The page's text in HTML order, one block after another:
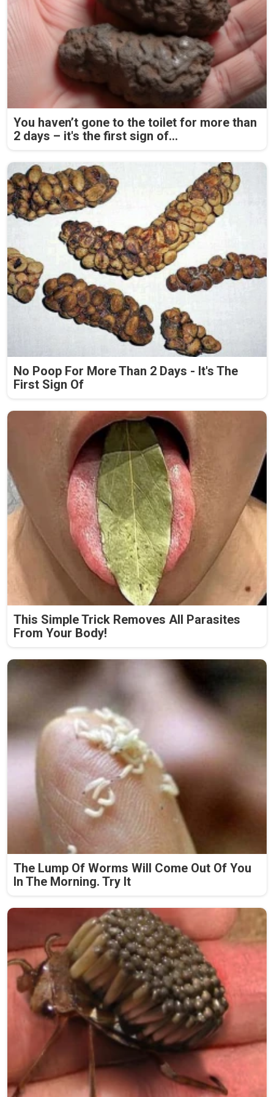
You haven’t gone to the toilet for more than
2 days – it's the first sign of...
No Poop For More Than 2 Days - It's The
First Sign Of
This Simple Trick Removes All Parasites
From Your Body!
The Lump Of Worms Will Come Out Of You
In The Morning. Try It